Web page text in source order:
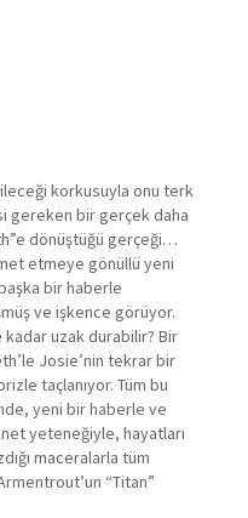
korkusuyla onu terk
gereken bir gerçek daha
dönüştüğü gerçeği…
etmeye gönüllü yeni
bir haberle
ve işkence görüyor.
uzak durabilir? Bir
Josie’nin tekrar bir
taçlanıyor. Tüm bu
yeni bir haberle ve
yeteneğiyle, hayatları
maceralarla tüm
“Titan”